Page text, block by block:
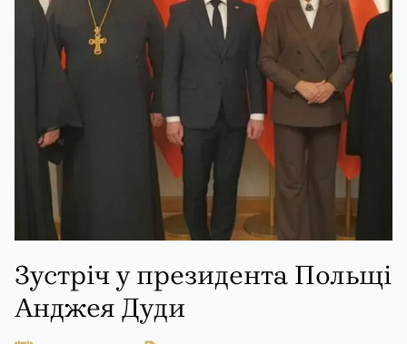
Зустріч у президента Польщі
Анджея Дуди